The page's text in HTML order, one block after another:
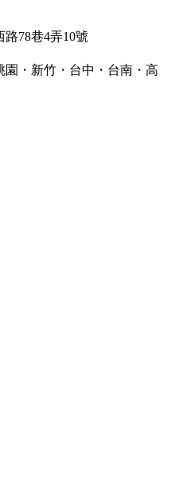
78巷4弄10號
園・新竹・台中・台南・高